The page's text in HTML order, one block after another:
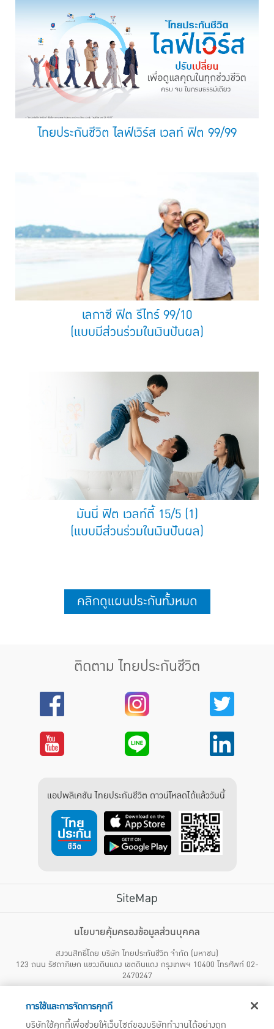
ไทยประกันชีวิต ไลฟ์เวิร์ส เวลท์ ฟิต 99/99
เลกาซี ฟิต รีไทร์ 99/10
(แบบมีส่วนร่วมในเงินปันผล)
มันนี่ ฟิต เวลท์ตี้ 15/5 (1)
(แบบมีส่วนร่วมในเงินปันผล)
คลิกดูแผนประกันทั้งหมด
ติดตาม ไทยประกันชีวิต
แอปพลิเคชัน ไทยประกันชีวิต ดาวน์โหลดได้แล้ววันนี้
SiteMap
ไทยประกันชีวิต HEALTH CARE SOLUTIONS
สิทธิพิเศษ
แอปพลิเคชัน ไทยประกันชีวิต
ไทยประกันชีวิตแคร์เซ็นเตอร์
ไทยประกันชีวิตเมดิแคร์
นโยบายคุ้มครองข้อมูลส่วนบุคคล
สงวนสิทธิ์โดย บริษัท ไทยประกันชีวิต จำกัด (มหาชน)
123 ถนน รัชดาภิเษก แขวงดินแดง เขตดินแดง กรุงเทพฯ 10400 โทรศัพท์ 02-
2470247
บริษัทฯ ขอแจ้งให้ผู้ใช้บริการทราบว่า บรรดาข้อความ ภาพ เสียง เนื้อหา ชื่อ ชื่อทางการค้า ส่วนประกอบใดๆ
ทั้งหมดของเว็บไซต์ รวมถึงเครื่องหมายการค้า เครื่องหมาย บริการ ลิขสิทธิ์ สิทธิบัตร ความรู้ต่างๆ ที่ปรากฏ
บนเว็บไซต์ของบริษัทฯ นี้ เป็นงานอันได้รับความคุ้มครองตามกฎหมายทรัพย์สินทางปัญญาของไทยโดยชอบ
การใช้และการจัดการคุกกี้
บริษัทใช้คุกกี้เพื่อช่วยให้เว็บไซต์ของบริษัททำงานได้อย่างถูก